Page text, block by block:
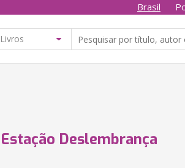
Brasil
Estação Deslembrança